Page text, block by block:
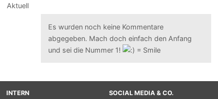
Es wurden noch keine Kommentare
abgegeben. Mach doch einfach den Anfang
und sei die Nummer 1!
INTERN
SOCIAL MEDIA & CO.